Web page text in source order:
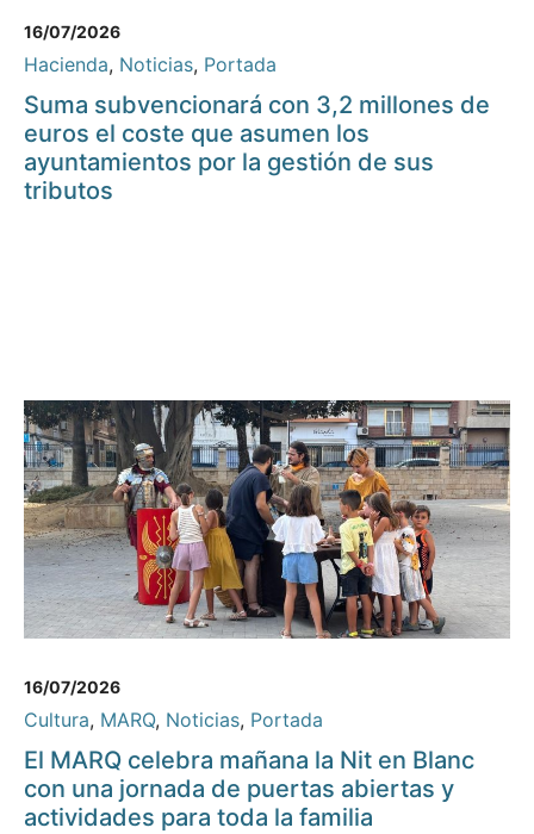
16/07/2026
Hacienda, Noticias, Portada
Suma subvencionará con 3,2 millones de
euros el coste que asumen los
ayuntamientos por la gestión de sus
tributos
16/07/2026
Cultura, MARQ, Noticias, Portada
El MARQ celebra mañana la Nit en Blanc
con una jornada de puertas abiertas y
actividades para toda la familia